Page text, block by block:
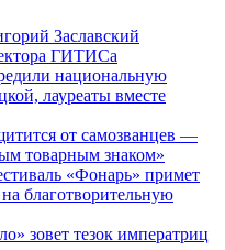
Заславский
ГИТИСа
национальную
лауреаты вместе
от самозванцев —
товарным знаком»
«Фонарь» примет
благотворительную
зовет тезок императриц